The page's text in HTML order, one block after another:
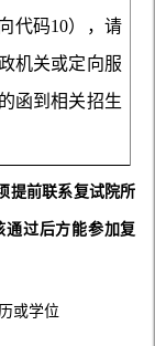
代码10），请
机关或定向服
函到相关招生
提前联系复试院所
过后方能参加复
或学位